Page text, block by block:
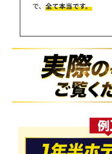
で、 全て本当です。